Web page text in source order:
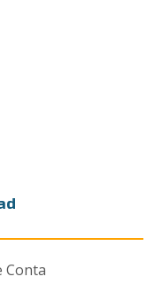
Conta